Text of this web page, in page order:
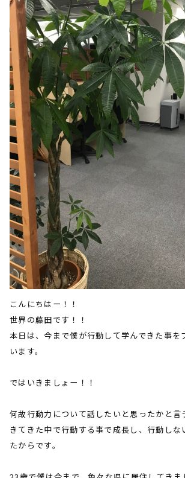
こんにちはー！！
世界の藤田です！！
本日は、今まで僕が行動して学んできた事を
います。
ではいきましょー！！
何故行動力について話したいと思ったかと言
きてきた中で行動する事で成長し、行動しな
たからです。